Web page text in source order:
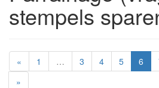
stempels
« 1 … 3 4 5 6
»